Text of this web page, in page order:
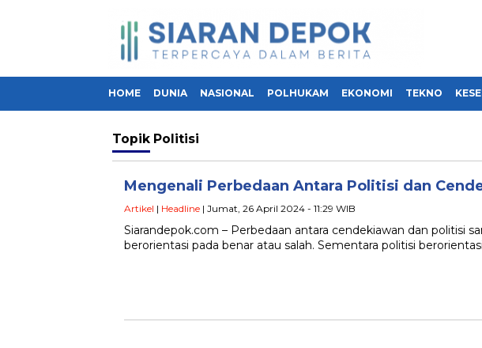
HOME DUNIA NASIONAL POLHUKAM EKONOMI TEKNO
Topik Politisi
Mengenali Perbedaan Antara Politisi dan
Artikel | Headline | Jumat, 26 April 2024 - 11:29 WIB
Siarandepok.com – Perbedaan antara cendekiawan dan politisi
berorientasi pada benar atau salah. Sementara politisi